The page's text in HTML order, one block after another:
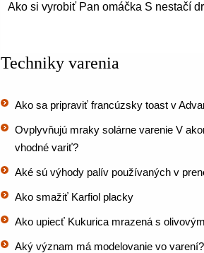
Ako si vyrobiť Pan omáčka S nestačí
Techniky varenia
Ako sa pripraviť francúzsky toast v
Ovplyvňujú mraky solárne varenie V
vhodné variť?
Aké sú výhody palív používaných v
Ako smažiť Karfiol placky
Ako upiecť Kukurica mrazená s
Aký význam má modelovanie vo varení?